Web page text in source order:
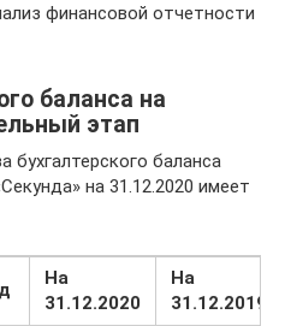
финансовой отчетности
баланса на
этап
бухгалтерского баланса
на 31.12.2020 имеет
На
31.12.2020
На
31.12.2019